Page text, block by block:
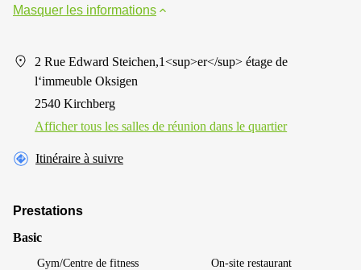
Masquer les informations
2 Rue Edward Steichen,1<sup>er</sup> étage de
l‘immeuble Oksigen
2540 Kirchberg
Afficher tous les salles de réunion dans le quartier
Itinéraire à suivre
Prestations
Basic
Gym/Centre de fitness On-site restaurant